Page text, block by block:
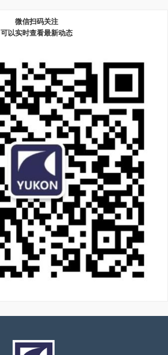
微信扫码关注
可以实时查看最新动态